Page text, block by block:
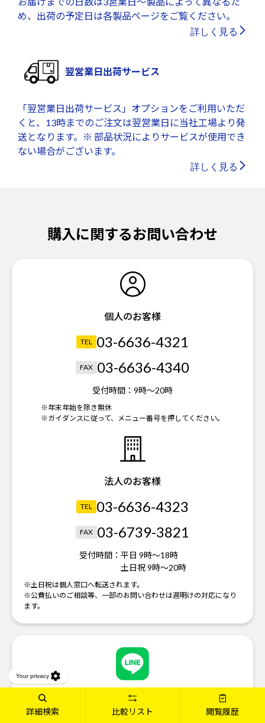
詳細検索 比較リスト 閲覧履歴
め、出荷の予定日は各製品ページをご覧ください。
詳しく見る
翌営業日出荷サービス
「翌営業日出荷サービス」オプションをご利用いただ
くと、13時までのご注文は翌営業日に当社工場より発
送となります。※ 部品状況によりサービスが使用でき
ない場合がございます。
詳しく見る
購入に関するお問い合わせ
個人のお客様
TEL 03-6636-4321
FAX 03-6636-4340
受付時間： 9時～20時
※年末年始を除き無休
※ガイダンスに従って、メニュー番号を押してください。
法人のお客様
TEL 03-6636-4323
FAX 03-6739-3821
受付時間： 平日 9時～18時
土日祝 9時～20時
※土日祝は個人窓口へ転送されます。
※公費払いのご相談等、一部のお問い合わせは週明けの対応になり
ます。
友だち追加
QRコードから「友だち追加」すると「mouse お客様サポ